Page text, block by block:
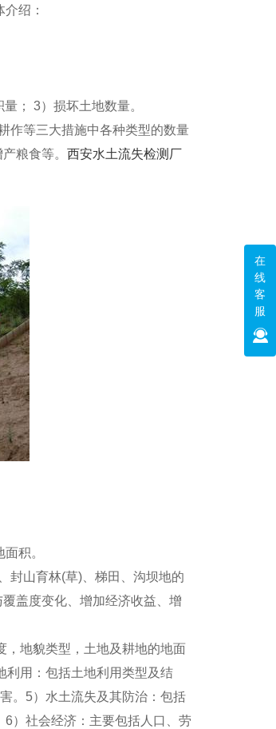
绍：
； 3）损坏土地数量。
作等三大措施中各种类型的数量
粮食等。 西安水土流失检测厂
积。
封山育林(草)、梯田、沟坝地的
盖度变化、增加经济收益、增
，地貌类型，土地及耕地的地面
利用：包括土地利用类型及结
。5）水土流失及其防治：包括
）社会经济：主要包括人口、劳
在
线
客
服